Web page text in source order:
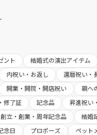
ント 結婚式の演出アイテム
内祝い・お返し
還暦祝い・
開業・開院・開店祝い
親へ
修了証
記念品
昇進祝い
創立・創業・周年記念品
結婚
念日
プロポーズ
ペット